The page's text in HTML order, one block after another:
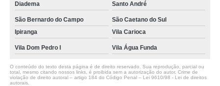
Diadema Santo André
São Bernardo do Campo
São Caetano do Sul
Ipiranga
Vila Carioca
Vila Dom Pedro I Vila Água Funda
O conteúdo do texto desta página é de direito reservado. Sua reprodução, parcial ou
total, mesmo citando nossos links, é proibida sem a autorização do autor. Crime de
violação de direito autoral – artigo 184 do Código Penal – Lei 9610/98 - Lei de direitos
autorais